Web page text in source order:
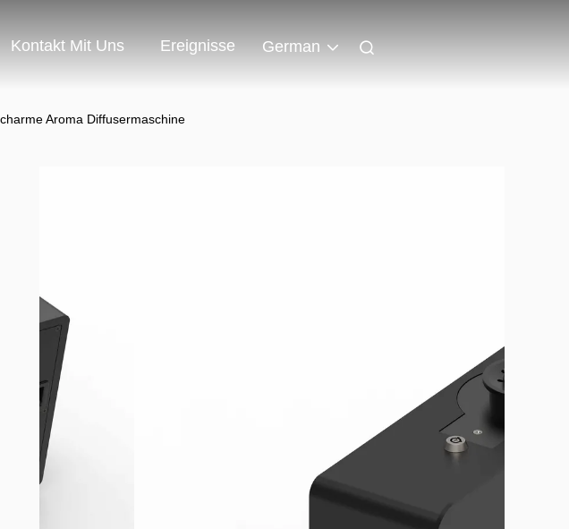
Kontakt Mit Uns Ereignisse German
Aroma Diffusermaschine